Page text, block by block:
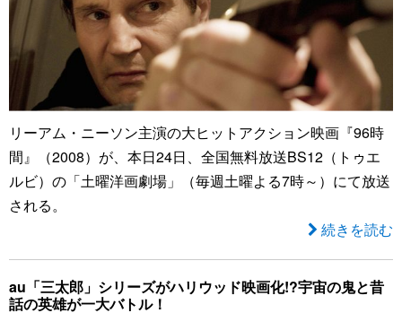
リーアム・ニーソン主演の大ヒットアクション映画『96時
間』（2008）が、本日24日、全国無料放送BS12（トゥエ
ルビ）の「土曜洋画劇場」（毎週土曜よる7時～）にて放送
される。
続きを読む
au「三太郎」シリーズがハリウッド映画化!?宇宙の鬼と昔
話の英雄が一大バトル！